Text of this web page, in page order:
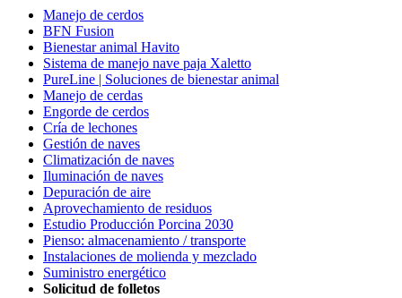
Manejo de cerdos
BFN Fusion
Bienestar animal Havito
Sistema de manejo nave paja Xaletto
PureLine | Soluciones de bienestar animal
Manejo de cerdas
Engorde de cerdos
Cría de lechones
Gestión de naves
Climatización de naves
Iluminación de naves
Depuración de aire
Aprovechamiento de residuos
Estudio Producción Porcina 2030
Pienso: almacenamiento / transporte
Instalaciones de molienda y mezclado
Suministro energético
Solicitud de folletos